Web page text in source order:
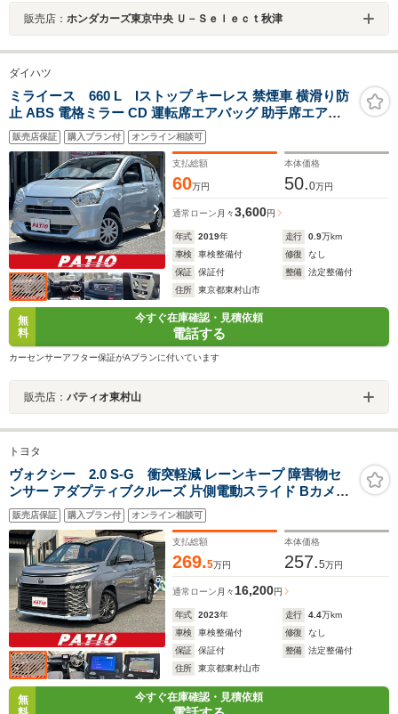
販売店： ホンダカーズ東京中央 Ｕ－Ｓｅｌｅｃｔ秋津
ダイハツ
ミライース 660 L Iストップ キーレス 禁煙車 横滑り防
止 ABS 電格ミラー CD 運転席エアバッグ 助手席エアバ
ッグ バイザー エアコン パワーウィンドウ パワーステア
リング
販売店保証 購入プラン付 オンライン相談可
支払総額
60万円
本体価格
50.0万円
通常ローン 月々3,600円
年式 2019年 走行 0.9万km
車検
車検整備付 修復
なし
保証
保証付 整備
法定整備付
住所
東京都東村山市
無
料
今すぐ在庫確認・見積依頼
電話する
カーセンサーアフター保証がAプランに付いています
販売店： パティオ東村山
トヨタ
ヴォクシー 2.0 S-G 衝突軽減 レーンキープ 障害物セ
ンサー アダプティブクルーズ 片側電動スライド Bカメラ
Bluetoothオーディオ ETC LEDヘッドライト AW16イン
チ スマキー 禁煙車 取扱説明書 3列 横滑り防止 ABS オー
トハイビーム
販売店保証 購入プラン付 オンライン相談可
支払総額
269.5万円
本体価格
257.5万円
通常ローン 月々16,200円
年式 2023年 走行 4.4万km
車検
車検整備付 修復
なし
保証
保証付 整備
法定整備付
住所
東京都東村山市
無
今すぐ在庫確認・見積依頼